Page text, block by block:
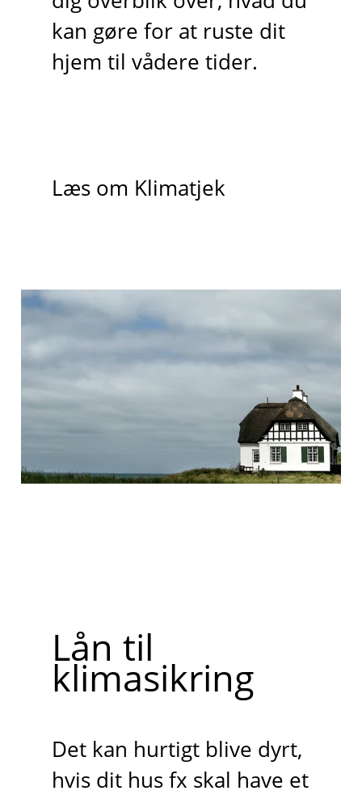
kan gøre for at ruste dit
hjem til vådere tider.
Læs om Klimatjek
Lån til
klimasikring
Det kan hurtigt blive dyrt,
hvis dit hus fx skal have et